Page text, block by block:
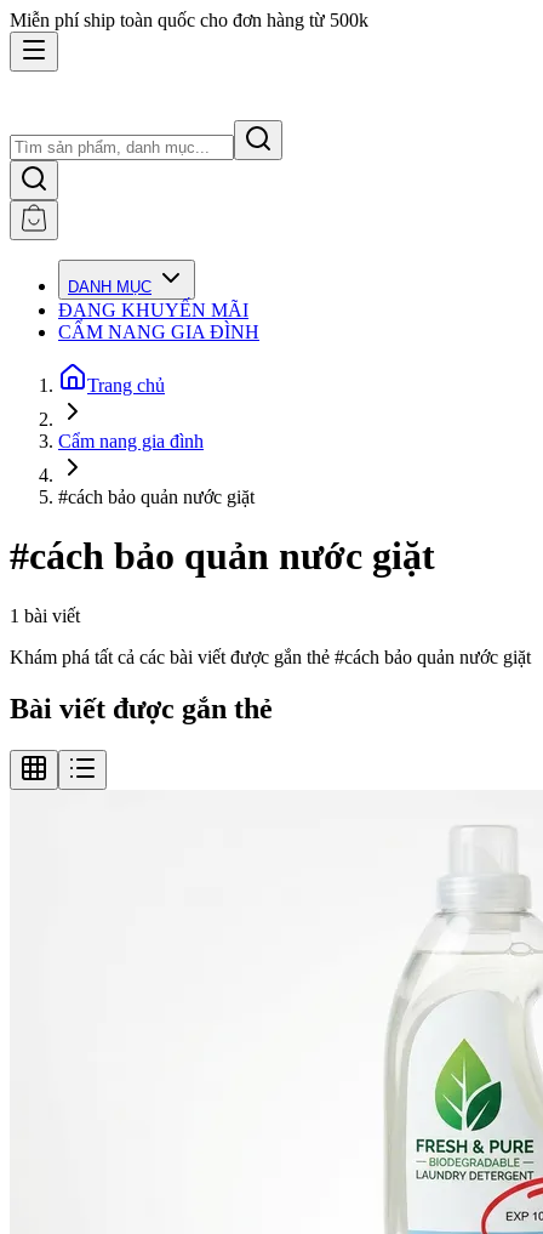
Miễn phí ship toàn quốc cho đơn hàng từ 500k
DANH MỤC
ĐANG KHUYẾN MÃI
CẨM NANG GIA ĐÌNH
Trang chủ
Cẩm nang gia đình
#cách bảo quản nước giặt
#cách bảo quản nước giặt
1 bài viết
Khám phá tất cả các bài viết được gắn thẻ #cách bảo quản nước giặt
Bài viết được gắn thẻ